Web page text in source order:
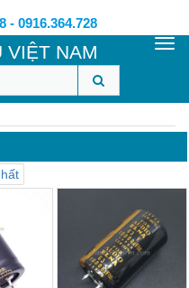
- 0916.364.728
VIỆT NAM